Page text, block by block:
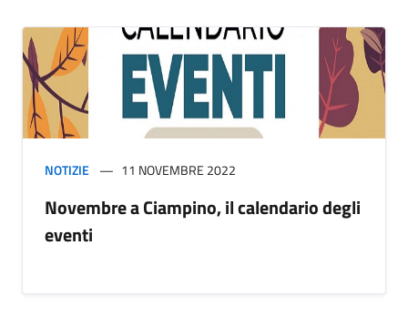
NOTIZIE 11 NOVEMBRE 2022
Novembre a Ciampino, il calendario degli
eventi